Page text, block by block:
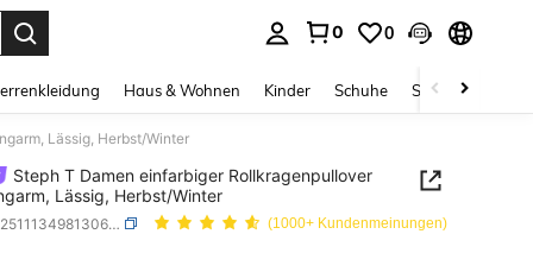
0 0
Haus & Wohnen Kinder Schuhe Schmuck &
Lässig, Herbst/Winter
Steph T Damen einfarbiger Rollkragenpullover
Lässig, Herbst/Winter
SKU: sz251113498130645695 (1000+ Kundenmeinungen)